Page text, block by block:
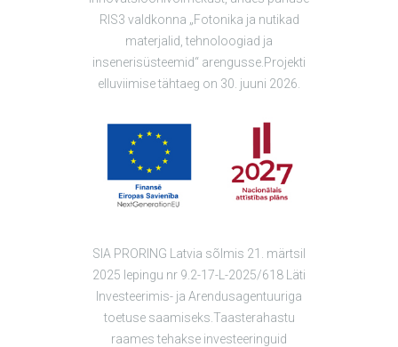
RIS3 valdkonna „Fotonika ja nutikad
materjalid, tehnoloogiad ja
insenerisüsteemid“ arengusse.Projekti
elluviimise tähtaeg on 30. juuni 2026.
SIA PRORING Latvia sõlmis 21. märtsil
2025 lepingu nr 9.2-17-L-2025/618 Läti
Investeerimis- ja Arendusagentuuriga
toetuse saamiseks.Taasterahastu
raames tehakse investeeringuid